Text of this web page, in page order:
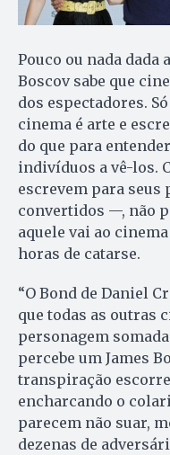
Pouco ou nada dada
Boscov sabe que
dos espectadores.
cinema é arte e
do que para
indivíduos a vê-los.
escrevem para
convertidos —, não
aquele vai ao
horas de catarse.
“O Bond de Daniel
que todas as outras
personagem
percebe um James
transpiração
encharcando o
parecem não suar,
dezenas de